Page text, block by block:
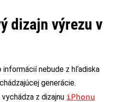
dizajn výrezu v
informácií nebude z hľadiska
generácie.
z dizajnu iPhonu